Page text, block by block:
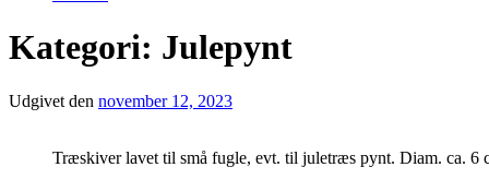
Kategori: Julepynt
Udgivet den november 12, 2023
Træskiver lavet til små fugle, evt. til juletræs pynt. Diam. ca. 6